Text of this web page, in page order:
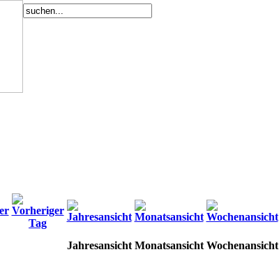
Jahresansicht Monatsansicht Wochenansicht